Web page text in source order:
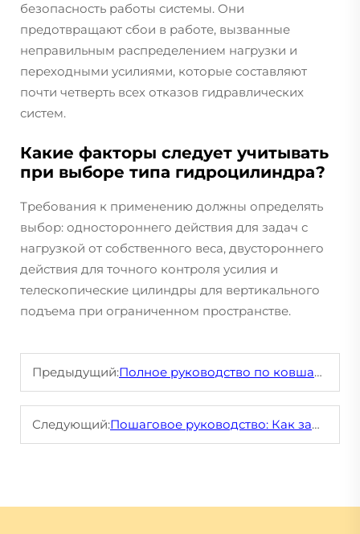
безопасность работы системы. Они
предотвращают сбои в работе, вызванные
неправильным распределением нагрузки и
переходными усилиями, которые составляют
почти четверть всех отказов гидравлических
систем.
Какие факторы следует учитывать
при выборе типа гидроцилиндра?
Требования к применению должны определять
выбор: одностороннего действия для задач с
нагрузкой от собственного веса, двустороннего
действия для точного контроля усилия и
телескопические цилиндры для вертикального
подъема при ограниченном пространстве.
Предыдущий:Полное руководство по ковшам для добычи: типы, применение и советы по выбору
Следующий:Пошаговое руководство: Как заменить ролик ходовой части на популярной модели экскаватора